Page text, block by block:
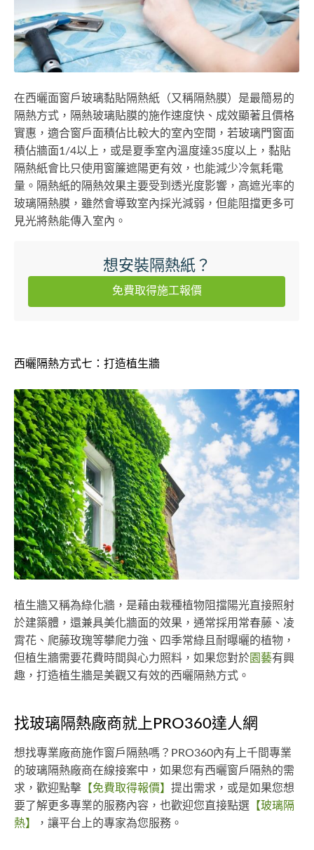
在西曬面窗戶玻璃黏貼隔熱紙（又稱隔熱膜）是最簡易的
隔熱方式，隔熱玻璃貼膜的施作速度快、成效顯著且價格
實惠，適合窗戶面積佔比較大的室內空間，若玻璃門窗面
積佔牆面1/4以上，或是夏季室內溫度達35度以上，黏貼
隔熱紙會比只使用窗簾遮陽更有效，也能減少冷氣耗電
量。隔熱紙的隔熱效果主要受到透光度影響，高遮光率的
玻璃隔熱膜，雖然會導致室內採光減弱，但能阻擋更多可
見光將熱能傳入室內。
想安裝隔熱紙？
免費取得施工報價
西曬隔熱方式七：打造植生牆
植生牆又稱為綠化牆，是藉由栽種植物阻擋陽光直接照射
於建築體，還兼具美化牆面的效果，通常採用常春藤、凌
霄花、爬藤玫瑰等攀爬力強、四季常綠且耐曝曬的植物，
但植生牆需要花費時間與心力照料，如果您對於園藝有興
趣，打造植生牆是美觀又有效的西曬隔熱方式。
找玻璃隔熱廠商就上PRO360達人網
想找專業廠商施作窗戶隔熱嗎？PRO360內有上千間專業
的玻璃隔熱廠商在線接案中，如果您有西曬窗戶隔熱的需
求，歡迎點擊 【免費取得報價】 提出需求，或是如果您想
要了解更多專業的服務內容，也歡迎您直接點選 【玻璃隔
熱】
，讓平台上的專家為您服務。